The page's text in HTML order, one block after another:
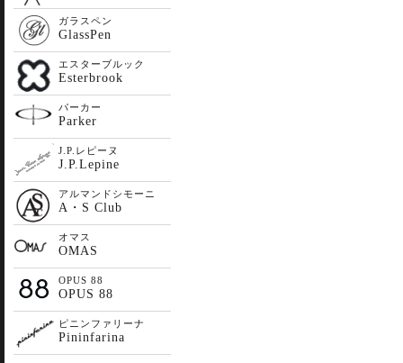
ガラスペン
GlassPen
エスターブルック
Esterbrook
パーカー
Parker
J.P.レピーヌ
J.P.Lepine
アルマンドシモーニ
A・S Club
オマス
OMAS
OPUS 88
OPUS 88
ピニンファリーナ
Pininfarina